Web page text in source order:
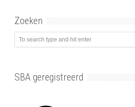
Zoeken
SBA geregistreerd